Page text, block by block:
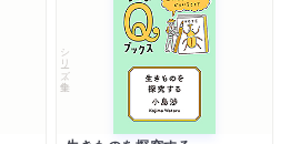
シリーズ・全集